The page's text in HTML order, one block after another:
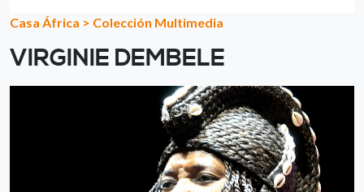
Casa África > Colección Multimedia
VIRGINIE DEMBELE